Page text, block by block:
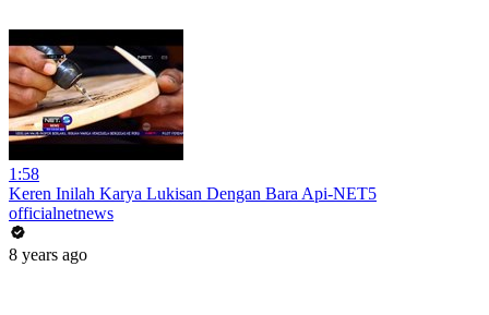
1:58
Keren Inilah Karya Lukisan Dengan Bara Api-NET5
officialnetnews
8 years ago